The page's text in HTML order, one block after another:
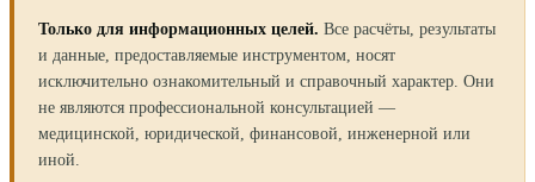
Только для информационных целей. Все расчёты, результаты
и данные, предоставляемые инструментом, носят
исключительно ознакомительный и справочный характер. Они
не являются профессиональной консультацией —
медицинской, юридической, финансовой, инженерной или
иной.